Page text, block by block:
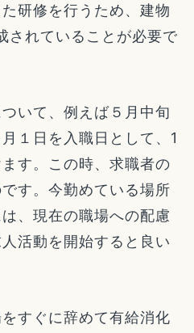
研修を行うため、建物
されていることが必要で
いて、例えば５月中旬
１日を入職日として、1
す。この時、求職者の
す。今勤めている場所
、現在の職場への配慮
活動を開始すると良い
すぐに辞めて有給消化